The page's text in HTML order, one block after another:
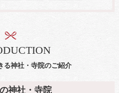
る神社・寺院のご紹介
神社・寺院